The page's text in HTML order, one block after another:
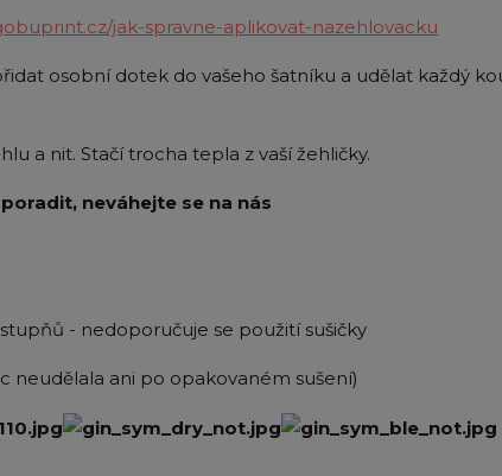
jak-spravne-aplikovat-nazehlovacku
osobní dotek do vašeho šatníku a udělat každý
a nit. Stačí trocha tepla z vaší žehličky.
neváhejte se na nás
- nedoporučuje se použití sušičky
neudělala ani po opakovaném sušení)